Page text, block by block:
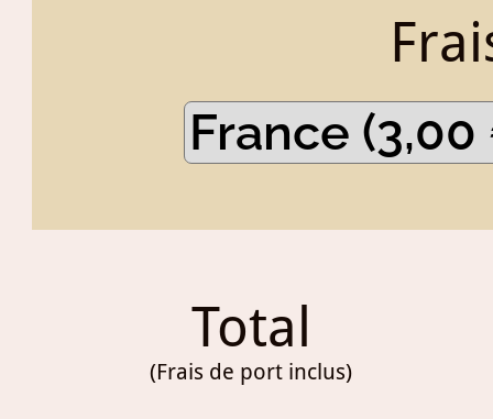
Total
(Frais de port inclus)